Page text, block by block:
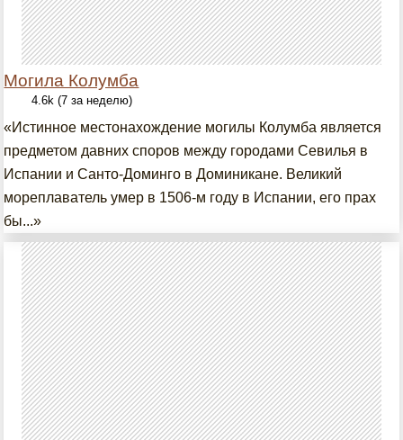
Могила Колумба
4.6k (7 за неделю)
«Истинное местонахождение могилы Колумба является
предметом давних споров между городами Севилья в
Испании и Санто-Доминго в Доминикане. Великий
мореплаватель умер в 1506-м году в Испании, его прах
бы...»